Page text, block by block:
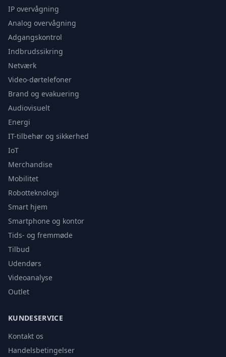
IP overvågning
Analog overvågning
Adgangskontrol
Indbrudssikring
Netværk
Video-dørtelefoner
Brand og evakuering
Audiovisuelt
Energi
IT-tilbehør og sikkerhed
IoT
Merchandise
Mobilitet
Robotteknologi
Smart hjem
Smartphone og kontor
Tids- og fremmøde
Tilbud
Udendørs
Videoanalyse
Outlet
KUNDESERVICE
Kontakt os
Handelsbetingelser